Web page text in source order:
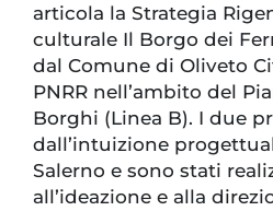
articola la Strategia
culturale Il Borgo dei
dal Comune di Oliveto
PNRR nell’ambito del
Borghi (Linea B). I due
dall’intuizione
Salerno e sono stati
all’ideazione e alla